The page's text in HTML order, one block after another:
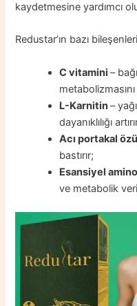
kaydetmesine yardımcı
Redustar’ın bazı
C vitamini–
metabolizmasını
L-Karnitin–
dayanıklılığı
Acı portakal
bastırır;
Esansiyel
ve metabolik